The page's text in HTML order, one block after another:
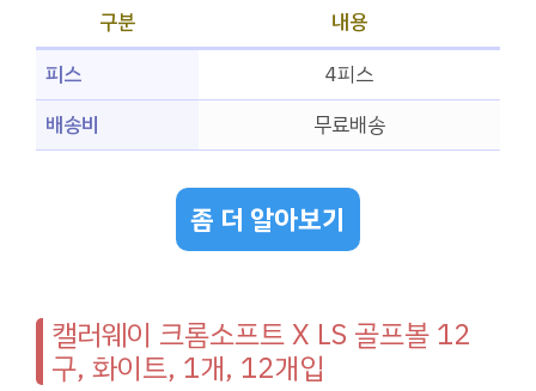
구분
내용
피스
4피스
배송비
무료배송
좀 더 알아보기
캘러웨이 크롬소프트 X LS 골프볼 12
구, 화이트, 1개, 12개입